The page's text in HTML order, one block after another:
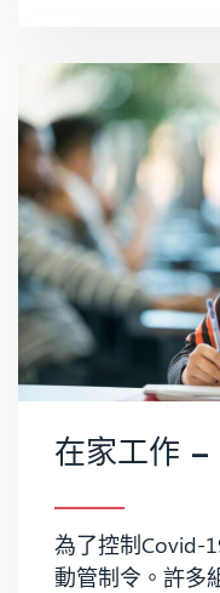
為了控制Covid-
動管制令。許多